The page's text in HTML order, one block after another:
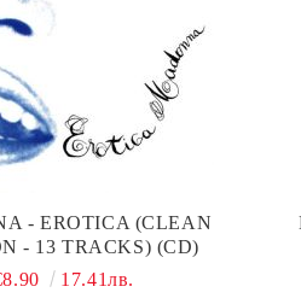
- EROTICA (CLEAN
- 13 TRACKS) (CD)
17.41лв.